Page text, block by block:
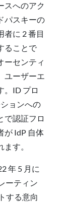
スへのアク
パスキーの
に 2 番目
ることで
ーセンティ
ユーザーエ
。ID プロ
ョンへの
で認証フロ
が IdP 自体
す。
年 5 月に
ーティン
する意向